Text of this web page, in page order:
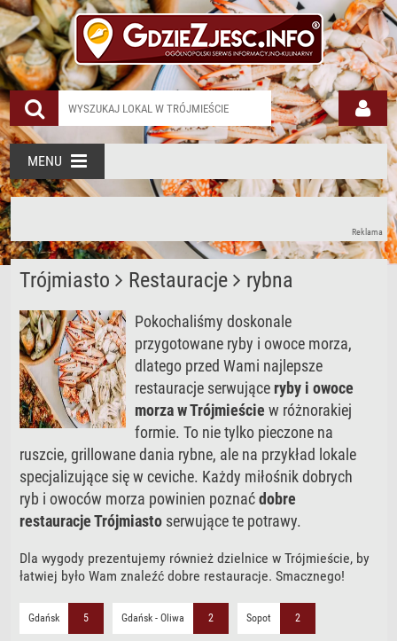
MENU
Reklama
Trójmiasto Restauracje rybna
Pokochaliśmy doskonale
przygotowane ryby i owoce morza,
dlatego przed Wami najlepsze
restauracje serwujące ryby i owoce
morza w Trójmieście w różnorakiej
formie. To nie tylko pieczone na
ruszcie, grillowane dania rybne, ale na przykład lokale
specjalizujące się w ceviche. Każdy miłośnik dobrych
ryb i owoców morza powinien poznaćdobre
restauracje Trójmiasto serwujące te potrawy.
Dla wygody prezentujemy również dzielnice w Trójmieście, by
łatwiej było Wam znaleźć dobre restauracje. Smacznego!
Gdańsk 5 Gdańsk - Oliwa 2 Sopot 2